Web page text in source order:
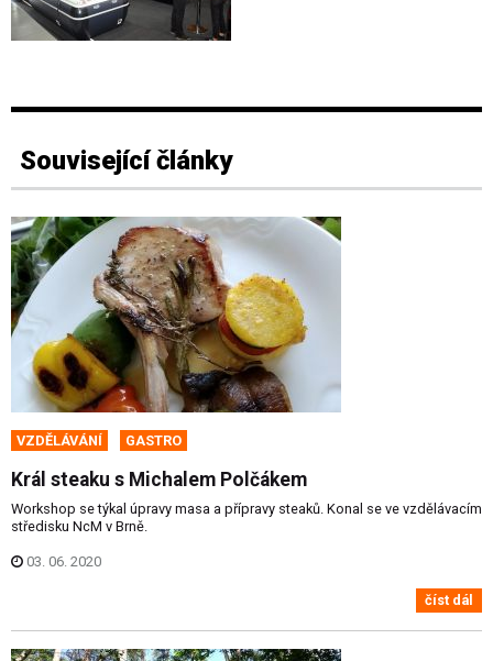
Související články
VZDĚLÁVÁNÍ GASTRO
Král steaku s Michalem Polčákem
Workshop se týkal úpravy masa a přípravy steaků. Konal se ve vzdělávacím
středisku NcM v Brně.
03. 06. 2020
číst dál